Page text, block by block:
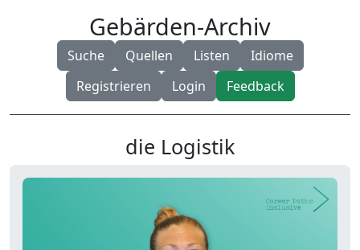
Gebärden-Archiv
Suche Quellen Listen
Idiome
Registrieren
Login Feedback
die Logistik